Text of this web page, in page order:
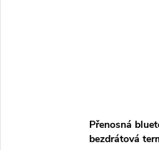
Přenosná
bezdrátová